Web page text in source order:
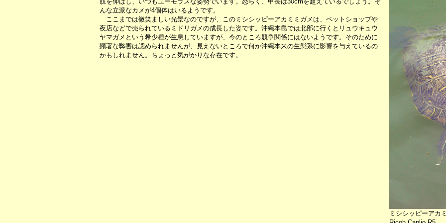
んな立派なカメが4個体はいるようです。
ここまでは微笑ましい光景なのですが、このミシシッピーアカミミガメは、ペットショップや
夜店などで売られているミドリガメの成長した姿です。沖縄本島では北部に行くとリュウキュウ
ヤマガメという希少種が生息していますが、今のところ競争関係にはないようです。そのために
顕著な弊害は認められませんが、見えないところで何か沖縄本来の生態系に影響を与えているの
かもしれません。ちょっと気がかりな存在です。
ミシシッピーアカ